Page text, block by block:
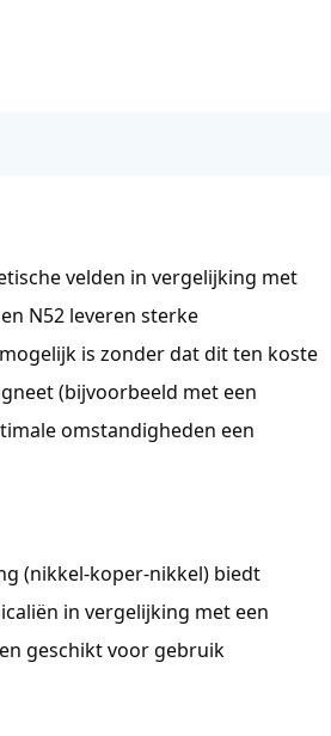
velden in vergelijking met
N52 leveren sterke
is zonder dat dit ten koste
(bijvoorbeeld met een
omstandigheden een
(nikkel-koper-nikkel) biedt
in vergelijking met een
geschikt voor gebruik